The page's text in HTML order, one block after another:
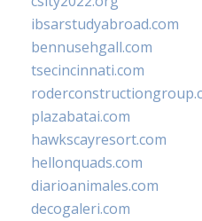
ibsarstudyabroad.com
bennusehgall.com
tsecincinnati.com
plazabatai.com
hawkscayresort.com
hellonquads.com
diarioanimales.com
decogaleri.com